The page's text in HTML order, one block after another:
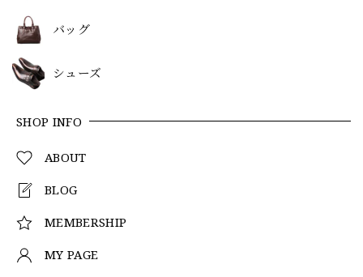
バッグ
シューズ
SHOP INFO
ABOUT
BLOG
MEMBERSHIP
MY PAGE